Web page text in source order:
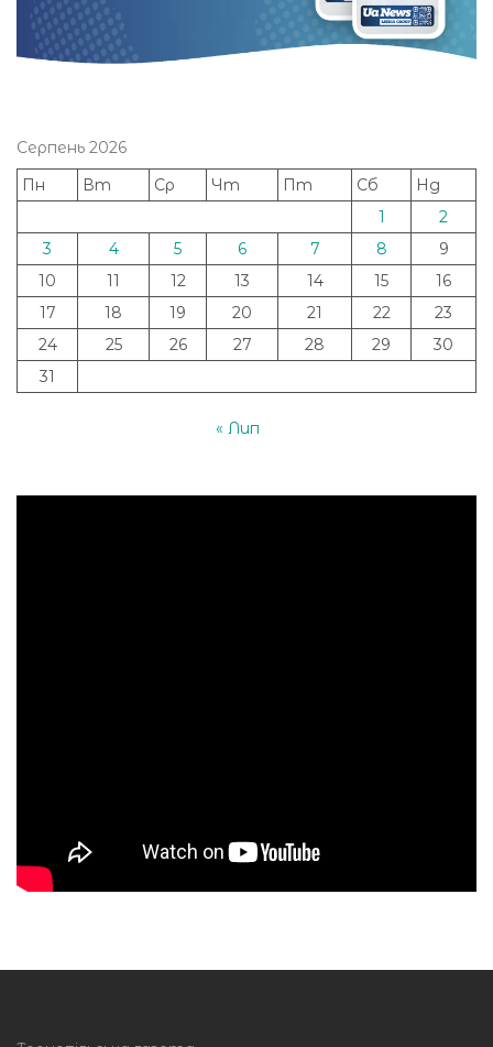
Серпень 2026
Пн
Вт Ср Чт Пт Сб
Нд
1
2
3
4 5 6 7 8
9
10
11 12 13 14 15
16
17
18 19 20 21 22
23
24
25 26 27 28 29
30
31
« Лип